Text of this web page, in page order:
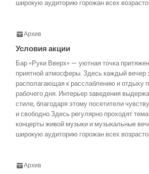
широкую аудиторию горожан всех
Архив
Условия акции
Бар «Руки Вверх» — уютная точка
приятной атмосферы. Здесь каждый вечер
располагающая к расслаблению и отдыху
рабочего дня. Интерьер заведения
стиле, благодаря этому посетители
и свободно.Здесь регулярно проходят
концерты живой музыки и музыкальные
широкую аудиторию горожан всех
Архив